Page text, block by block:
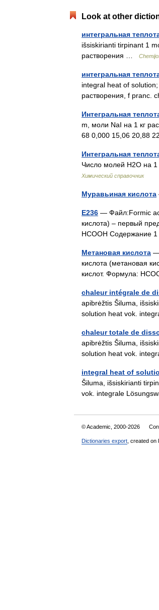
Look at other
интегральная
išsiskirianti tirpinant 1
растворения …
интегральная
integral heat of
растворения, f
Интегральная
m, моли NaI на 1 кг
68 0,000 15,06 20,88
Интегральная
Число молей H2O на
Химический справочник
Муравьиная кислота
Е236 — Файл:Formic
кислота) – первый
HCOOH Содержание
Метановая кислота —
кислота (метановая
кислот. Формула:
chaleur intégrale de
apibrėžtis Šiluma,
solution heat vok.
chaleur totale de
apibrėžtis Šiluma,
solution heat vok.
integral heat of
Šiluma, išsiskirianti
vok. integrale
© Academic, 2000-2026
Dictionaries export , created on